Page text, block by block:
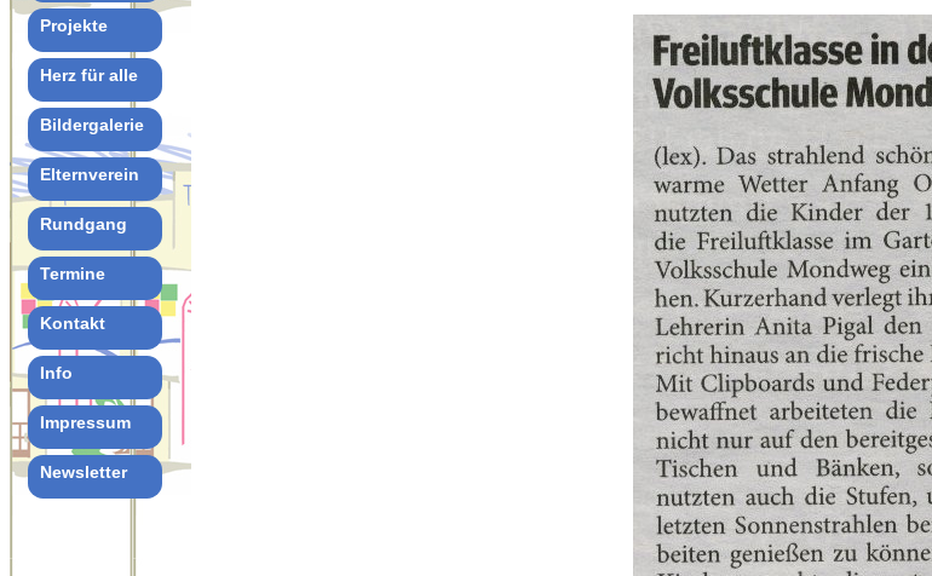
Projekte
Herz für alle
Bildergalerie
Elternverein
Rundgang
Termine
Kontakt
Info
Impressum
Newsletter